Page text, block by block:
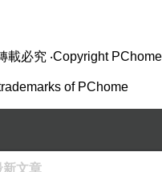
載必究 ‧Copyright PChome
of PChome
新文章